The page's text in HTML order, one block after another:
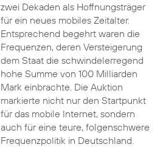
zwei Dekaden als Hoffnungsträger
für ein neues mobiles Zeitalter.
Entsprechend begehrt waren die
Frequenzen, deren Versteigerung
dem Staat die schwindelerregend
hohe Summe von 100 Milliarden
Mark einbrachte. Die Auktion
markierte nicht nur den Startpunkt
für das mobile Internet, sondern
auch für eine teure, folgenschwere
Frequenzpolitik in Deutschland.